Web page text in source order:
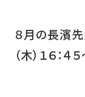
８月の長濱
（木）１６：４